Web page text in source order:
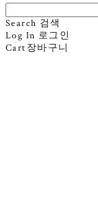
Search 검색
Log In 로그인
Cart 장바구니